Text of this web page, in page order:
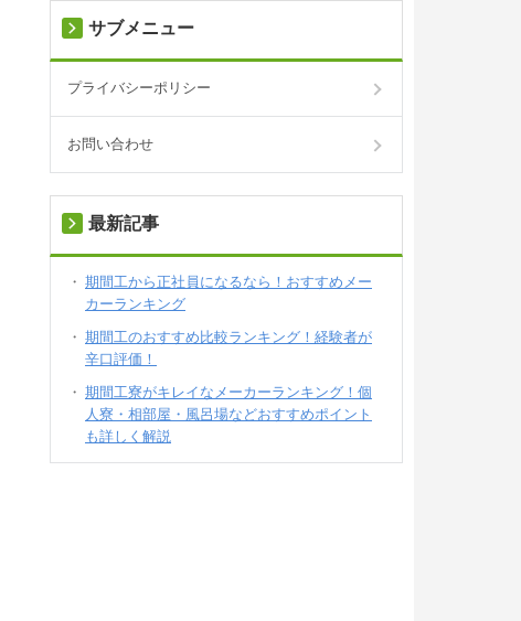
サブメニュー
プライバシーポリシー
お問い合わせ
最新記事
期間工から正社員になるなら！おすすめメー
カーランキング
期間工のおすすめ比較ランキング！経験者が
辛口評価！
期間工寮がキレイなメーカーランキング！個
人寮・相部屋・風呂場などおすすめポイント
も詳しく解説